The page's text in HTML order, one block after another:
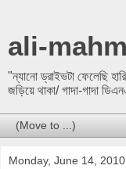
ali-
"ন্যানো ড্রাইভটা ফেলেছি
জড়িয়ে থাকা/ গাদা-গাদা
Monday, June 14, 2010